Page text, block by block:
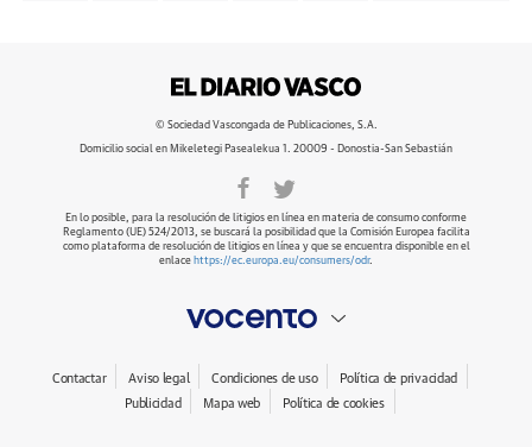
© Sociedad Vascongada de Publicaciones, S.A.
Domicilio social en Mikeletegi Pasealekua 1. 20009 - Donostia-San Sebastián
En lo posible, para la resolución de litigios en línea en materia de consumo conforme
Reglamento (UE) 524/2013, se buscará la posibilidad que la Comisión Europea facilita
como plataforma de resolución de litigios en línea y que se encuentra disponible en el
enlace https://ec.europa.eu/consumers/odr.
Contactar Aviso legal Condiciones de uso
Política de privacidad
Publicidad
Mapa web Política de cookies